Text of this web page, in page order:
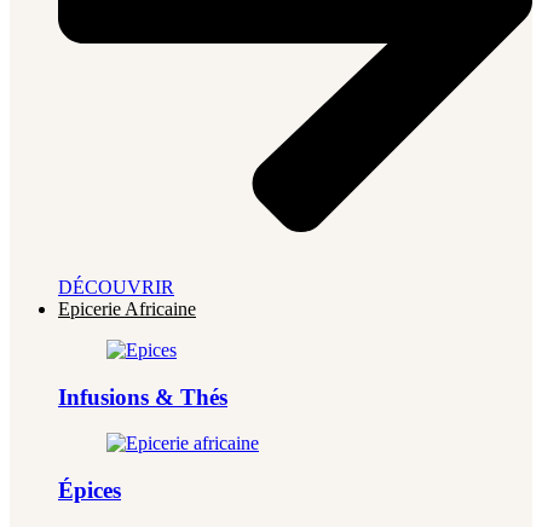
DÉCOUVRIR
Epicerie Africaine
Infusions & Thés
Épices